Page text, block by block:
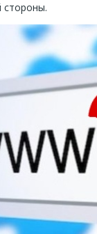
стороны.